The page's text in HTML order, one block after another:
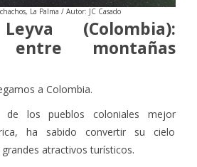
La Palma / Autor: JC Casado
(Colombia):
entre montañas
a Colombia.
los pueblos coloniales mejor
ha sabido convertir su cielo
atractivos turísticos.